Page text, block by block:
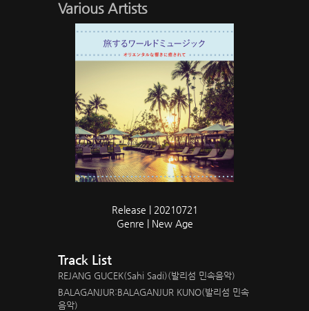
Various Artists
Release | 20210721
Genre | New Age
Track List
REJANG GUCEK(Sahi Sadi)(발리섬 민속음악)
BALAGANJUR:BALAGANJUR KUNO(발리섬 민속
음악)